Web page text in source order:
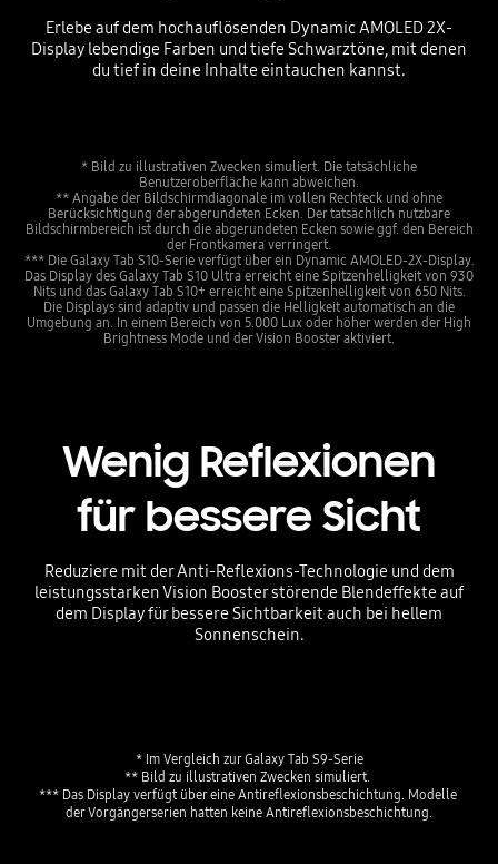
Erlebe auf dem hochauflösenden Dynamic AMOLED 2X-
Display lebendige Farben und tiefe Schwarztöne, mit denen
du tief in deine Inhalte eintauchen kannst.
* Bild zu illustrativen Zwecken simuliert. Die tatsächliche
Benutzeroberfläche kann abweichen.
** Angabe der Bildschirmdiagonale im vollen Rechteck und ohne
Berücksichtigung der abgerundeten Ecken. Der tatsächlich nutzbare
Bildschirmbereich ist durch die abgerundeten Ecken sowie ggf. den Bereich
der Frontkamera verringert.
*** Die Galaxy Tab S10-Serie verfügt über ein Dynamic AMOLED-2X-Display.
Das Display des Galaxy Tab S10 Ultra erreicht eine Spitzenhelligkeit von 930
Nits und das Galaxy Tab S10+ erreicht eine Spitzenhelligkeit von 650 Nits.
Die Displays sind adaptiv und passen die Helligkeit automatisch an die
Umgebung an. In einem Bereich von 5.000 Lux oder höher werden der High
Brightness Mode und der Vision Booster aktiviert.
Wenig Reflexionen
für bessere Sicht
Reduziere mit der Anti-Reflexions-Technologie und dem
leistungsstarken Vision Booster störende Blendeffekte auf
dem Display für bessere Sichtbarkeit auch bei hellem
Sonnenschein.
* Im Vergleich zur Galaxy Tab S9-Serie
** Bild zu illustrativen Zwecken simuliert.
*** Das Display verfügt über eine Antireflexionsbeschichtung. Modelle
der Vorgängerserien hatten keine Antireflexionsbeschichtung.